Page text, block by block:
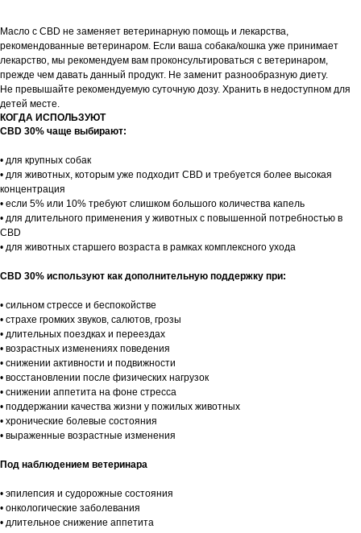
Масло с CBD не заменяет ветеринарную помощь и лекарства,
рекомендованные ветеринаром. Если ваша собака/кошка уже принимает
лекарство, мы рекомендуем вам проконсультироваться с ветеринаром,
прежде чем давать данный продукт. Не заменит разнообразную диету.
Не превышайте рекомендуемую суточную дозу. Хранить в недоступном для
детей месте.
КОГДА ИСПОЛЬЗУЮТ
CBD 30% чаще выбирают:
• для крупных собак
• для животных, которым уже подходит CBD и требуется более высокая
концентрация
• если 5% или 10% требуют слишком большого количества капель
• для длительного применения у животных с повышенной потребностью в
CBD
• для животных старшего возраста в рамках комплексного ухода
CBD 30% используют как дополнительную поддержку при:
• сильном стрессе и беспокойстве
• страхе громких звуков, салютов, грозы
• длительных поездках и переездах
• возрастных изменениях поведения
• снижении активности и подвижности
• восстановлении после физических нагрузок
• снижении аппетита на фоне стресса
• поддержании качества жизни у пожилых животных
• хронические болевые состояния
• выраженные возрастные изменения
Под наблюдением ветеринара
• эпилепсия и судорожные состояния
• онкологические заболевания
• длительное снижение аппетита